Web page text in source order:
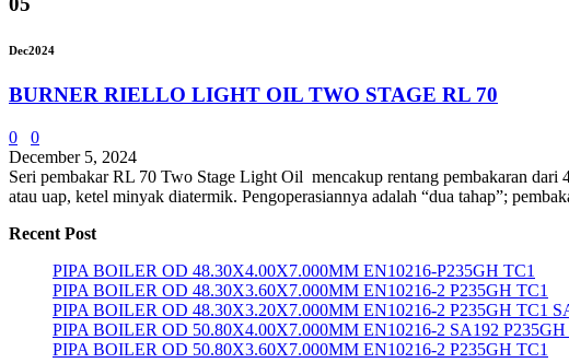
Dec2024
BURNER RIELLO LIGHT OIL TWO STAGE RL 70
0
0
December 5, 2024
Seri pembakar RL 70 Two Stage Light Oil mencakup rentang pembakaran dari
atau uap, ketel minyak diatermik. Pengoperasiannya adalah “dua tahap”;
Recent Post
PIPA BOILER OD 48.30X4.00X7.000MM EN10216-P235GH TC1
PIPA BOILER OD 48.30X3.60X7.000MM EN10216-2 P235GH TC1
PIPA BOILER OD 48.30X3.20X7.000MM EN10216-2 P235GH TC1
PIPA BOILER OD 50.80X4.00X7.000MM EN10216-2 SA192 P235GH
PIPA BOILER OD 50.80X3.60X7.000MM EN10216-2 P235GH TC1